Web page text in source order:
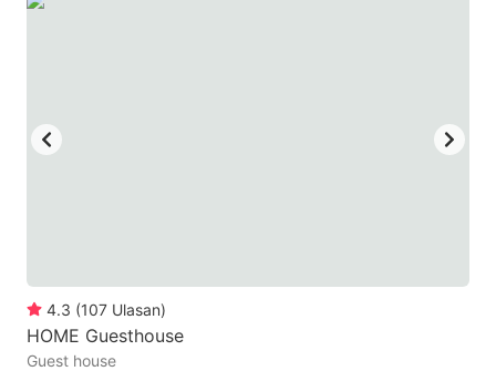
4.3 (107 Ulasan)
HOME Guesthouse
Guest house